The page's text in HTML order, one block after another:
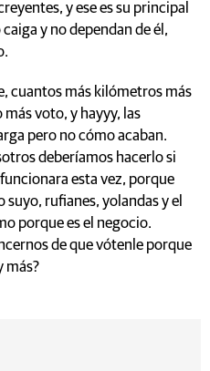
y ese es su principal
y no dependan de él,
cuantos más kilómetros más
voto, y hayyy, las
pero no cómo acaban.
deberíamos hacerlo si
esta vez, porque
suyo, rufianes, yolandas y el
porque es el negocio.
de que vótenle porque
más?